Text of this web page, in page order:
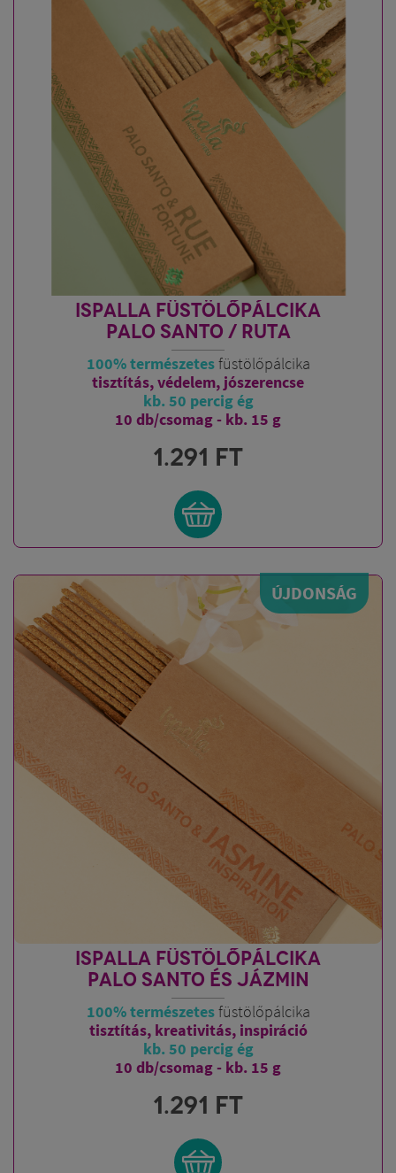
ISPALLA FÜSTÖLŐPÁLCIKA
PALO SANTO / RUTA
100% természetesfüstölőpálcika
tisztítás, védelem, jószerencse
kb. 50 percig ég
10 db/csomag - kb. 15 g
1.291 FT
ÚJDONSÁG
ISPALLA FÜSTÖLŐPÁLCIKA
PALO SANTO ÉS JÁZMIN
100% természetesfüstölőpálcika
tisztítás, kreativitás, inspiráció
kb. 50 percig ég
10 db/csomag - kb. 15 g
1.291 FT